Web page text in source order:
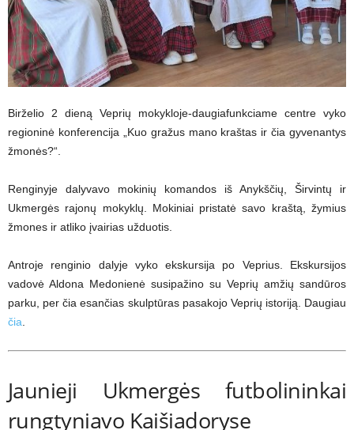
Birželio 2 dieną Veprių mokykloje-daugiafunkciame centre vyko
regioninė konferencija „Kuo gražus mano kraštas ir čia gyvenantys
žmonės?“.
Renginyje dalyvavo mokinių komandos iš Anykščių, Širvintų ir
Ukmergės rajonų mokyklų. Mokiniai pristatė savo kraštą, žymius
žmones ir atliko įvairias užduotis.
Antroje renginio dalyje vyko ekskursija po Veprius. Ekskursijos
vadovė Aldona Medonienė susipažino su Veprių amžių sandūros
parku, per čia esančias skulptūras pasakojo Veprių istoriją. Daugiau
čia
Jaunieji Ukmergės futbolininkai
rungtyniavo Kaišiadoryse